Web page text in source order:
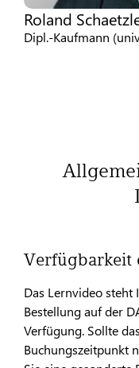
Roland
Dipl.-Kaufmann
Verfügbarkeit
Das Lernvideo steht
Bestellung auf der
Verfügung. Sollte
Buchungszeitpunkt